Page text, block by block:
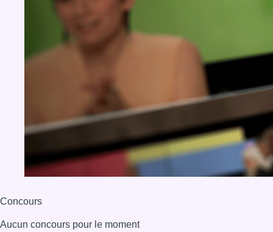
Concours
Aucun concours pour le moment